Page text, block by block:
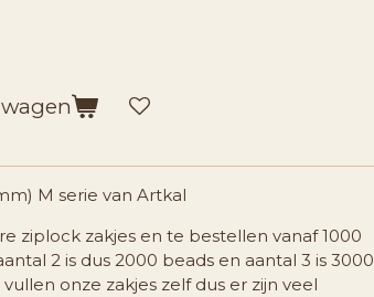
M serie van Artkal
ziplock zakjes en te bestellen vanaf 1000
2 is dus 2000 beads en aantal 3 is 3000
onze zakjes zelf dus er zijn veel